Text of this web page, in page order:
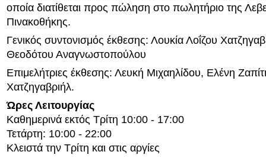
οποία διατίθεται προς πώληση στο πωλητήριο της
Πινακοθήκης.
Γενικός συντονισμός έκθεσης: Λουκία Λοΐζου
Θεοδότου Αναγνωστοπούλου
Επιμελήτριες έκθεσης: Λευκή Μιχαηλίδου, Ελένη
Χατζηγαβριήλ.
Ώρες Λειτουργίας
Καθημερινά εκτός Τρίτη 10:00 - 17:00
Τετάρτη: 10:00 - 22:00
Κλειστά την Τρίτη και στις αργίες